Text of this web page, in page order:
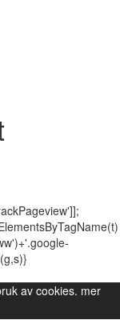
av cookies. mer